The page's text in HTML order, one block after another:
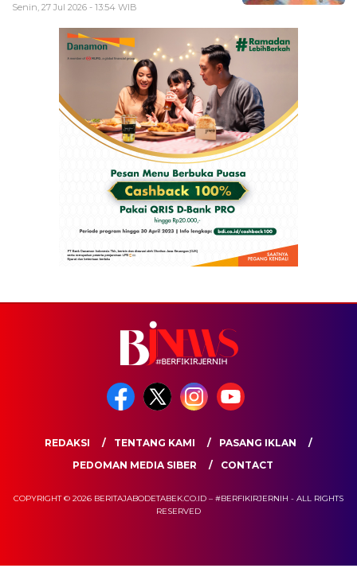
Senin, 27 Jul 2026 - 13:54 WIB
REDAKSI TENTANG KAMI
PASANG IKLAN
PEDOMAN MEDIA SIBER
CONTACT
COPYRIGHT © 2026 BERITAJABODETABEK.CO.ID – #BERFIKIRJERNIH - ALL RIGHTS
RESERVED